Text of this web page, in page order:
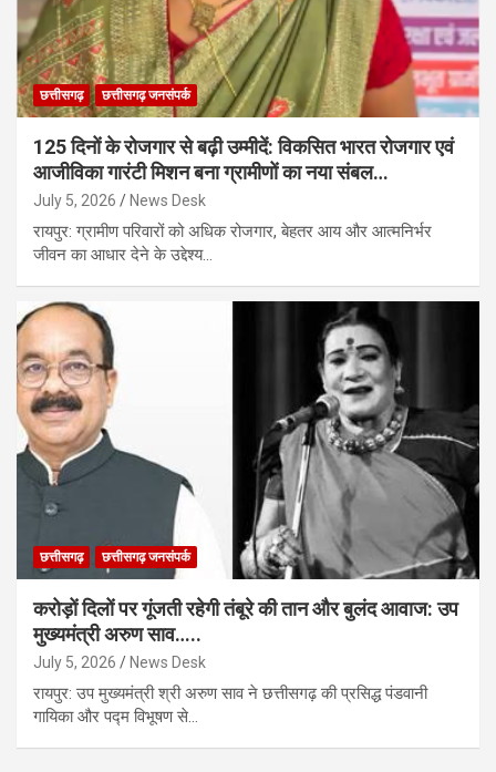
छत्तीसगढ़ छत्तीसगढ़ जनसंपर्क
125 दिनों के रोजगार से बढ़ी उम्मीदें: विकसित भारत रोजगार एवं
आजीविका गारंटी मिशन बना ग्रामीणों का नया संबल…
July 5, 2026 News Desk
रायपुर: ग्रामीण परिवारों को अधिक रोजगार, बेहतर आय और आत्मनिर्भर
जीवन का आधार देने के उद्देश्य…
छत्तीसगढ़ छत्तीसगढ़ जनसंपर्क
करोड़ों दिलों पर गूंजती रहेगी तंबूरे की तान और बुलंद आवाज: उप
मुख्यमंत्री अरुण साव…..
July 5, 2026 News Desk
रायपुर: उप मुख्यमंत्री श्री अरुण साव ने छत्तीसगढ़ की प्रसिद्ध पंडवानी
गायिका और पद्म विभूषण से…